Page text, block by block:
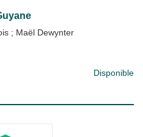
; Maël Dewynter
Disponible